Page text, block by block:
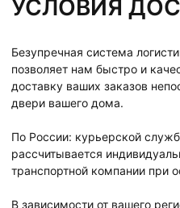
УСЛОВИЯ
Безупречная система
позволяет нам быстро и
доставку ваших заказов
двери вашего дома.
По России: курьерской
рассчитывается
транспортной компании при
В зависимости от вашего